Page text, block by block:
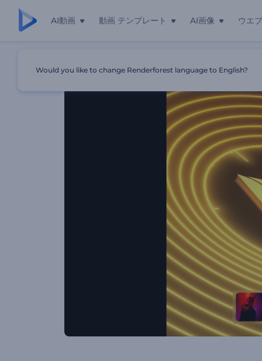
AI動画 動画 テンプレート AI画像 ウエ
Would you like to change Renderforest language to English?